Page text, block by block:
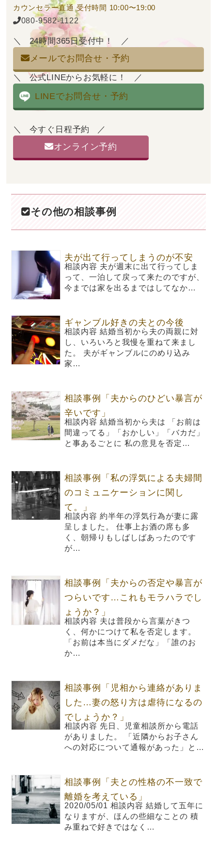
カウンセラー直通 受付時間 10:00〜19:00
080-9582-1122
24時間365日受付中！
メールでお問合せ・予約
公式LINEからお気軽に！
LINEでお問合せ・予約
今すぐ日程予約
オンライン予約
その他の相談事例
夫が出て行ってしまうのが不安
相談内容 夫が週末に出て行ってしま
って、一泊して戻って来たのですが、
今までは家を出るまではしてなか…
ギャンブル好きの夫との今後
相談内容 結婚当初から夫の両親に対
し、いろいろと我慢を重ねて来まし
た。 夫がギャンブルにのめり込み
家…
相談事例「夫からのひどい暴言が
辛いです」
相談内容 結婚当初から夫は 「お前は
間違ってる」「おかしい」「バカだ」
と事あるごとに 私の意見を否定…
相談事例「私の浮気による夫婦間
のコミュニケーションに関し
て。」
相談内容 約半年の浮気行為が妻に露
呈しました。 仕事上お酒の席も多
く、朝帰りもしばしばあったのです
が…
相談事例「夫からの否定や暴言が
つらいです…これもモラハラでし
ょうか？」
相談内容 夫は普段から言葉がきつ
く、何かにつけて私を否定します。
「お前は本当にダメだな」「誰のお
か…
相談事例「児相から連絡がありま
した…妻の怒り方は虐待になるの
でしょうか？」
相談内容 先日、児童相談所から電話
がありました。 「近隣からお子さん
への対応について通報があった」と…
相談事例「夫との性格の不一致で
離婚を考えている」
2020/05/01 相談内容 結婚して五年に
なりますが、ほんの些細なことの 積
み重ねで好きではなく…